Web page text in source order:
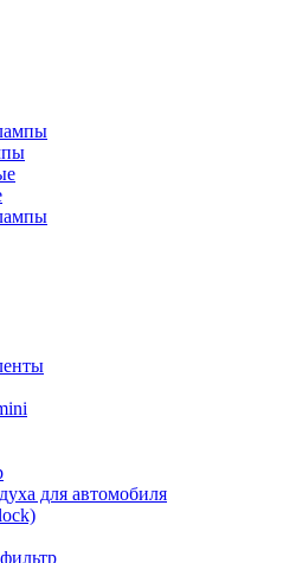
для автомобиля